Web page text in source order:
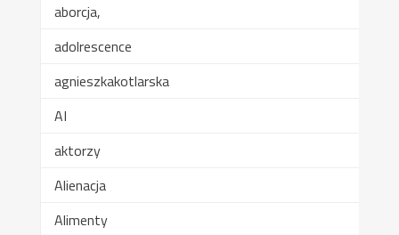
aborcja,
adolrescence
agnieszkakotlarska
AI
aktorzy
Alienacja
Alimenty